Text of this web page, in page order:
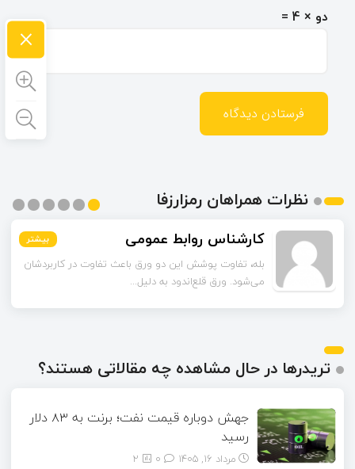
دو × 4 =
نظرات همراهان رمزارزفا
کارشناس روابط عمومی بیشتر
بله، تفاوت پوشش این دو ورق باعث تفاوت در کاربردشان
می‌شود. ورق قلع‌اندود به دلیل...
بیشتر
بیشتر
بیشتر
بیشتر
بیشتر
تریدرها در حال مشاهده چه مقالاتی هستند؟
جهش دوباره قیمت نفت؛ برنت به ۸۳ دلار
رسید
مرداد ۱۶, ۱۴۰۵ 2
×